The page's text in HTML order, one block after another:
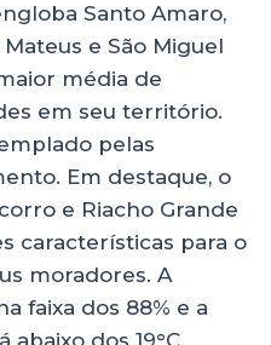
Santo Amaro,
Mateus e São Miguel
média de
em seu território.
pelas
Em destaque, o
e Riacho Grande
características para o
moradores. A
faixa dos 88% e a
dos 19°C.